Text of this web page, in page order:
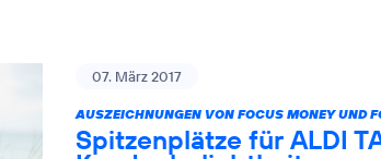
07. März 2017
AUSZEICHNUNGEN VON FOCUS MONEY UND
Spitzenplätze für ALDI